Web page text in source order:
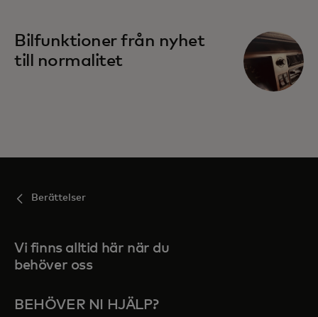
Bilfunktioner från nyhet
till normalitet
Berättelser
Vi finns alltid här när du
behöver oss
BEHÖVER NI HJÄLP?